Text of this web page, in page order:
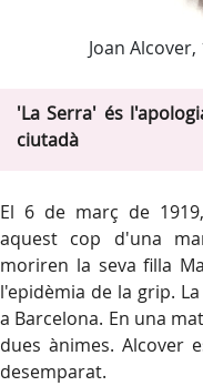
Joan
'La Serra' és
ciutadà
El 6 de març de
aquest cop d'una
moriren la seva filla
l'epidèmia de la grip.
a Barcelona. En una
dues ànimes. Alcover
desemparat.